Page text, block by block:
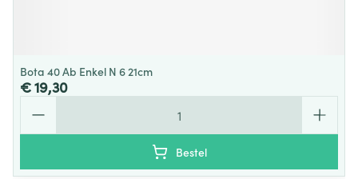
Bota 40 Ab Enkel N 6 21cm
€ 19,30
Bestel